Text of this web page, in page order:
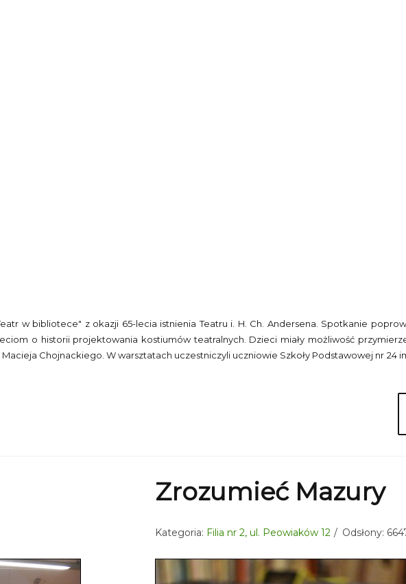
w bibliotece" z okazji 65-lecia istnienia Teatru i. H. Ch. Andersena. Spotkanie
o historii projektowania kostiumów teatralnych. Dzieci miały możliwość
Chojnackiego. W warsztatach uczestniczyli uczniowie Szkoły Podstawowej nr 24
Zrozumieć Mazury
Kategoria: Filia nr 2, ul. Peowiaków 12 Odsłony: